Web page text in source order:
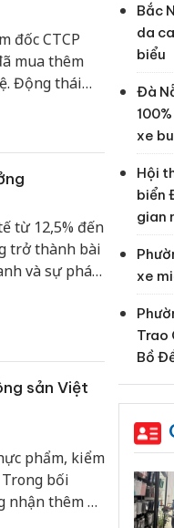
đốc CTCP
mua thêm
Động thái
từ 12,5% đến
trở thành bài
và sự phát
sản Việt
phẩm, kiểm
bối
nhận thêm 18
Bắc
da
biểu
Đà
xe
Hội
biển
gian
xe
Trao
Bồ
an Thanh Hóa
bị hại trong vụ